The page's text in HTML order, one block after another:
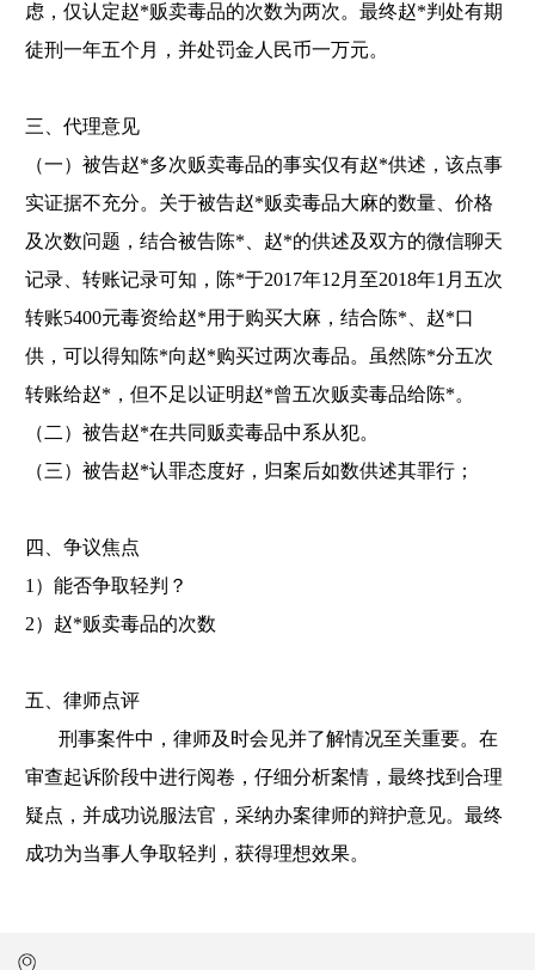
虑，仅认定赵*贩卖毒品的次数为两次。最终赵*判处有期
徒刑一年五个月，并处罚金人民币一万元。
三、代理意见
（一）被告赵*多次贩卖毒品的事实仅有赵*供述，该点事
实证据不充分。关于被告赵*贩卖毒品大麻的数量、价格
及次数问题，结合被告陈*、赵*的供述及双方的微信聊天
记录、转账记录可知，陈*于2017年12月至2018年1月五次
转账5400元毒资给赵*用于购买大麻，结合陈*、赵*口
供，可以得知陈*向赵*购买过两次毒品。虽然陈*分五次
转账给赵*，但不足以证明赵*曾五次贩卖毒品给陈*。
（二）被告赵*在共同贩卖毒品中系从犯。
（三）被告赵*认罪态度好，归案后如数供述其罪行；
四、争议焦点
1）能否争取轻判？
2）赵*贩卖毒品的次数
五、律师点评
刑事案件中，律师及时会见并了解情况至关重要。在
审查起诉阶段中进行阅卷，仔细分析案情，最终找到合理
疑点，并成功说服法官，采纳办案律师的辩护意见。最终
成功为当事人争取轻判，获得理想效果。